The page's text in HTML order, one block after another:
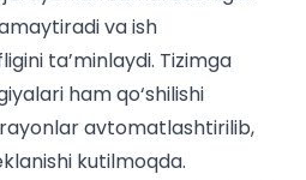
va ish
ta’minlaydi. Tizimga
ham qo‘shilishi
avtomatlashtirilib,
kutilmoqda.